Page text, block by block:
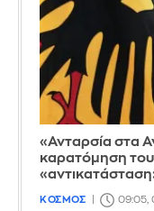
«Ανταρσία στα
καρατόμηση του
ΚΟΣΜΟΣ 09:05,